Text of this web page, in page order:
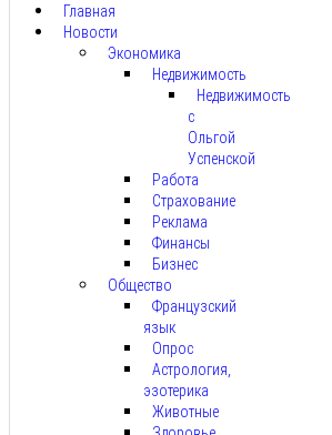
Главная
Новости
Экономика
Недвижимость
Недвижимость
с
Ольгой
Успенской
Работа
Страхование
Реклама
Финансы
Бизнес
Общество
Французский
язык
Опрос
Астрология,
эзотерика
Животные